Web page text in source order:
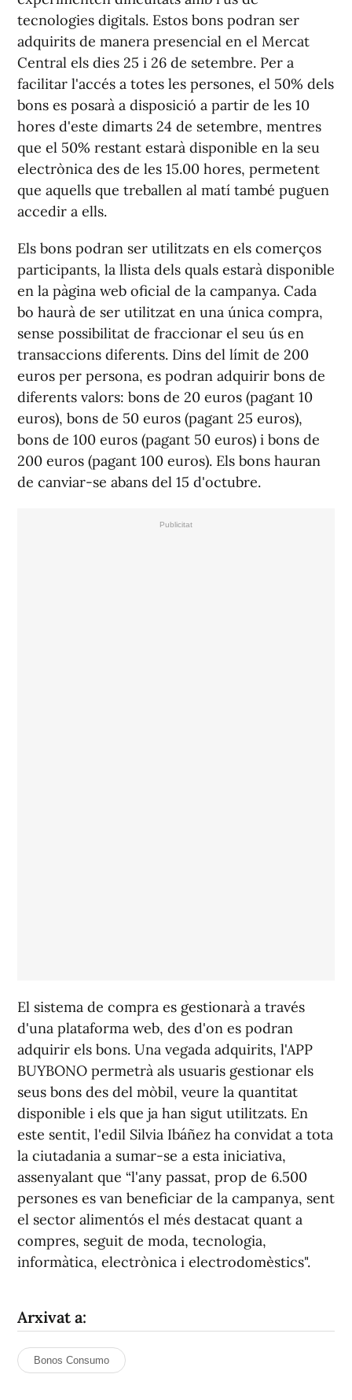
tecnologies digitals. Estos bons podran ser
adquirits de manera presencial en el Mercat
Central els dies 25 i 26 de setembre. Per a
facilitar l'accés a totes les persones, el 50% dels
bons es posarà a disposició a partir de les 10
hores d'este dimarts 24 de setembre, mentres
que el 50% restant estarà disponible en la seu
electrònica des de les 15.00 hores, permetent
que aquells que treballen al matí també puguen
accedir a ells.
Els bons podran ser utilitzats en els comerços
participants, la llista dels quals estarà disponible
en la pàgina web oficial de la campanya. Cada
bo haurà de ser utilitzat en una única compra,
sense possibilitat de fraccionar el seu ús en
transaccions diferents. Dins del límit de 200
euros per persona, es podran adquirir bons de
diferents valors: bons de 20 euros (pagant 10
euros), bons de 50 euros (pagant 25 euros),
bons de 100 euros (pagant 50 euros) i bons de
200 euros (pagant 100 euros). Els bons hauran
de canviar-se abans del 15 d'octubre.
El sistema de compra es gestionarà a través
d'una plataforma web, des d'on es podran
adquirir els bons. Una vegada adquirits, l'APP
BUYBONO permetrà als usuaris gestionar els
seus bons des del mòbil, veure la quantitat
disponible i els que ja han sigut utilitzats. En
este sentit, l'edil Silvia Ibáñez ha convidat a tota
la ciutadania a sumar-se a esta iniciativa,
assenyalant que “l'any passat, prop de 6.500
persones es van beneficiar de la campanya, sent
el sector alimentós el més destacat quant a
compres, seguit de moda, tecnologia,
informàtica, electrònica i electrodomèstics".
Arxivat a:
Bonos Consumo